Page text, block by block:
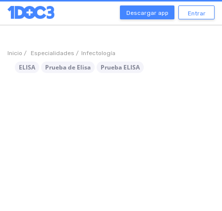
Descargar app Entrar
Inicio / Especialidades / Infectología
ELISA Prueba de Elisa Prueba ELISA